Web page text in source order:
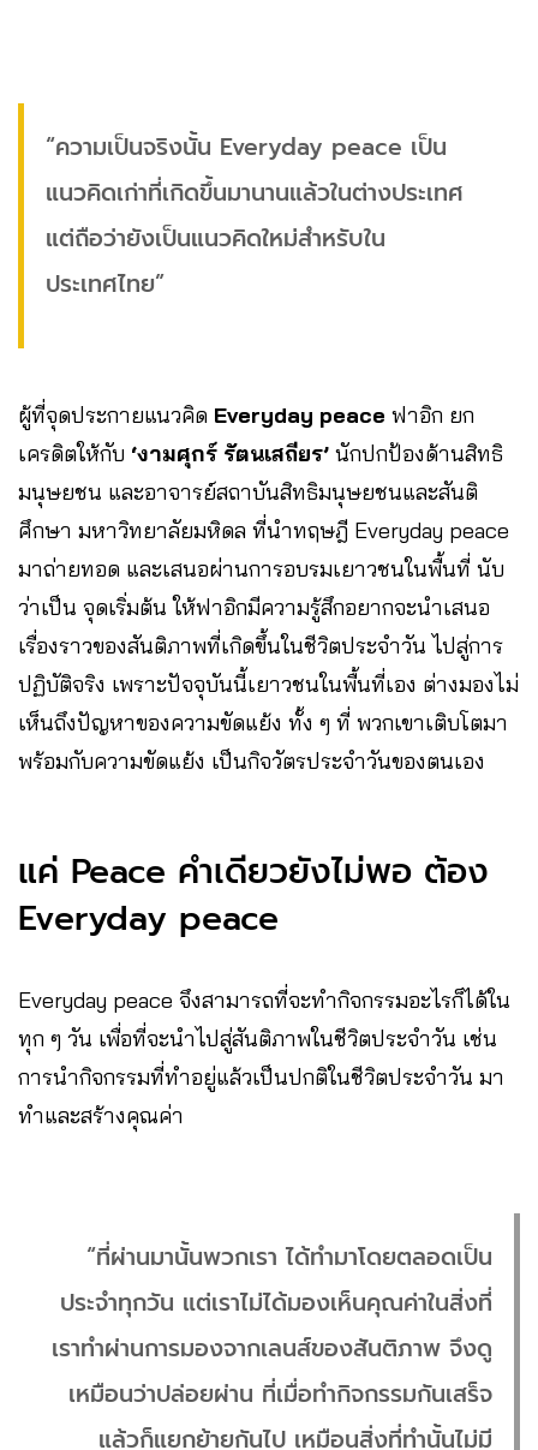
“ความเป็นจริงนั้น Everyday peace เป็น
แนวคิดเก่าที่เกิดขึ้นมานานแล้วในต่างประเทศ
แต่ถือว่ายังเป็นแนวคิดใหม่สำหรับใน
ประเทศไทย”
ผู้ที่จุดประกายแนวคิด Everyday peace ฟาอิก ยก
เครดิตให้กับ ‘งามศุกร์ รัตนเสถียร’ นักปกป้องด้านสิทธิ
มนุษยชน และอาจารย์สถาบันสิทธิมนุษยชนและสันติ
ศึกษา มหาวิทยาลัยมหิดล ที่นำทฤษฎี Everyday peace
มาถ่ายทอด และเสนอผ่านการอบรมเยาวชนในพื้นที่ นับ
ว่าเป็น จุดเริ่มต้น ให้ฟาอิกมีความรู้สึกอยากจะนำเสนอ
เรื่องราวของสันติภาพที่เกิดขึ้นในชีวิตประจำวัน ไปสู่การ
ปฏิบัติจริง เพราะปัจจุบันนี้เยาวชนในพื้นที่เอง ต่างมองไม่
เห็นถึงปัญหาของความขัดแย้ง ทั้ง ๆ ที่ พวกเขาเติบโตมา
พร้อมกับความขัดแย้ง เป็นกิจวัตรประจำวันของตนเอง
แค่ Peace คำเดียวยังไม่พอ ต้อง
Everyday peace
Everyday peace จึงสามารถที่จะทำกิจกรรมอะไรก็ได้ใน
ทุก ๆ วัน เพื่อที่จะนำไปสู่สันติภาพในชีวิตประจำวัน เช่น
การนำกิจกรรมที่ทำอยู่แล้วเป็นปกติในชีวิตประจำวัน มา
ทำและสร้างคุณค่า
“ที่ผ่านมานั้นพวกเรา ได้ทำมาโดยตลอดเป็น
ประจำทุกวัน แต่เราไม่ได้มองเห็นคุณค่าในสิ่งที่
เราทำผ่านการมองจากเลนส์ของสันติภาพ จึงดู
เหมือนว่าปล่อยผ่าน ที่เมื่อทำกิจกรรมกันเสร็จ
แล้วก็แยกย้ายกันไป เหมือนสิ่งที่ทำนั้นไม่มี